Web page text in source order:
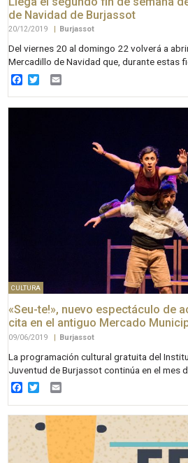
de Navidad de Burjassot
20/12/2019 | Burjassot
Del viernes 20 al domingo 22 volverá a
Mercadillo de Navidad que, durante estas
Facebook
Twitter
CULTURA
«Seu-te!», nuevo espectáculo de
cita en el antiguo Mercado
09/06/2019 | Burjassot
La programación cultural gratuita del
Juventud de Burjassot continúa en el mes
Facebook
Twitter